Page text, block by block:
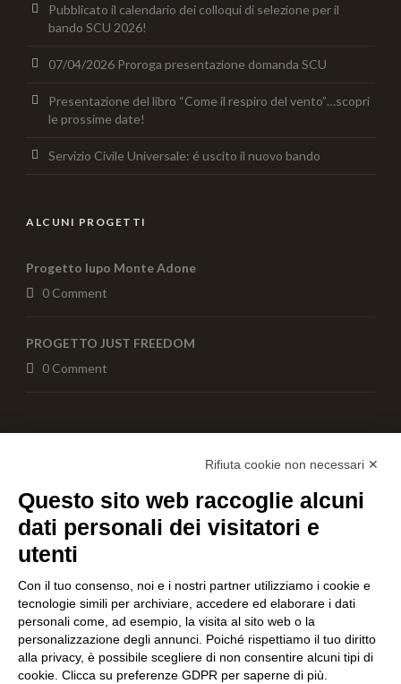
Pubblicato il calendario dei colloqui di selezione per il
bando SCU 2026!
07/04/2026 Proroga presentazione domanda SCU
Presentazione del libro “Come il respiro del vento”…scopri
le prossime date!
Servizio Civile Universale: é uscito il nuovo bando
ALCUNI PROGETTI
Progetto lupo Monte Adone
0 Comment
PROGETTO JUST FREEDOM
0 Comment
Rifiuta cookie non necessari ✕
Questo sito web raccoglie alcuni
dati personali dei visitatori e
utenti
Con il tuo consenso, noi e i nostri partner utilizziamo i cookie e
tecnologie simili per archiviare, accedere ed elaborare i dati
personali come, ad esempio, la visita al sito web o la
personalizzazione degli annunci. Poiché rispettiamo il tuo diritto
alla privacy, è possibile scegliere di non consentire alcuni tipi di
cookie. Clicca su preferenze GDPR per saperne di più.